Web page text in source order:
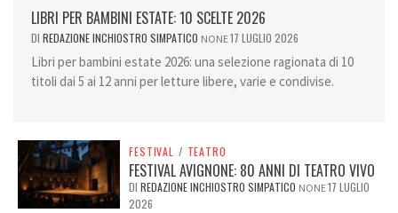
LIBRI PER BAMBINI ESTATE: 10 SCELTE 2026
DI REDAZIONE INCHIOSTRO SIMPATICO NONE17 LUGLIO 2026
Libri per bambini estate 2026: una selezione ragionata di 10
titoli dai 5 ai 12 anni per letture libere, varie e condivise.
FESTIVAL / TEATRO
FESTIVAL AVIGNONE: 80 ANNI DI TEATRO VIVO
DI REDAZIONE INCHIOSTRO SIMPATICO NONE17 LUGLIO
2026